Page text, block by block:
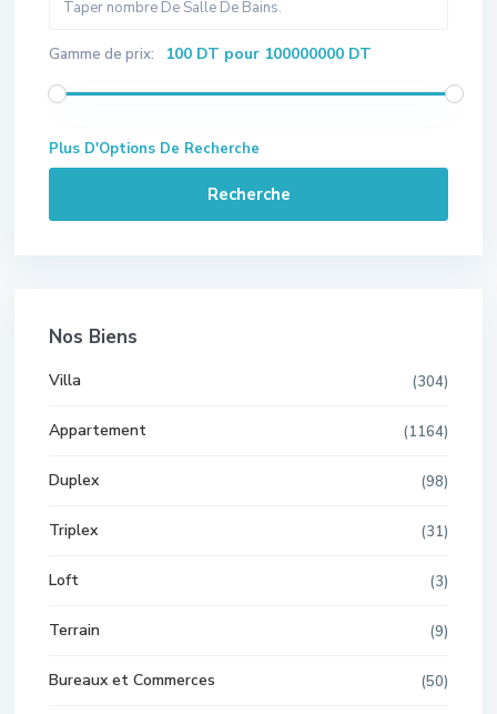
Gamme de prix: 100 DT pour 100000000 DT
Plus D'Options De Recherche
Recherche
Nos Biens
Villa (304)
Appartement (1164)
Duplex (98)
Triplex (31)
Loft (3)
Terrain (9)
Bureaux et Commerces (50)